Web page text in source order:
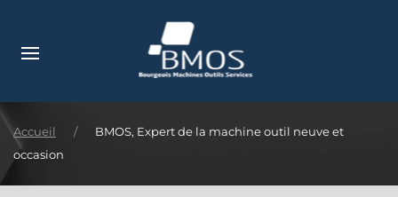
Accéder au contenu principal
Accueil
BMOS, Expert de la machine outil neuve et
occasion